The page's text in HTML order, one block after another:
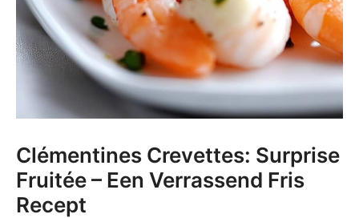
Clémentines Crevettes: Surprise
Fruitée – Een Verrassend Fris
Recept